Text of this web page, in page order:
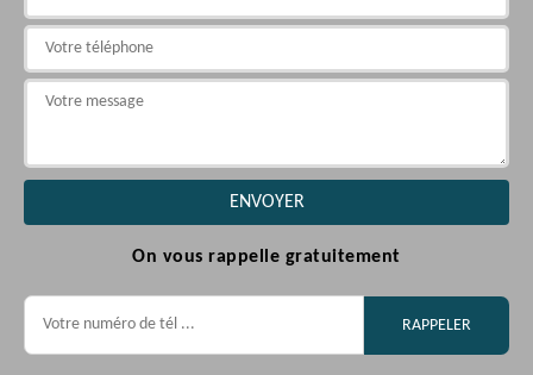
On vous rappelle gratuitement